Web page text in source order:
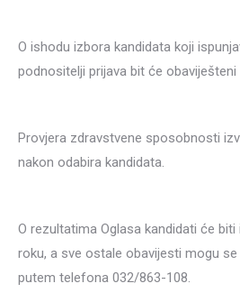
O ishodu izbora kandidata koji
podnositelji prijava bit će
Provjera zdravstvene sposobnosti
nakon odabira kandidata.
O rezultatima Oglasa kandidati će
roku, a sve ostale obavijesti mogu
putem telefona 032/863-108.